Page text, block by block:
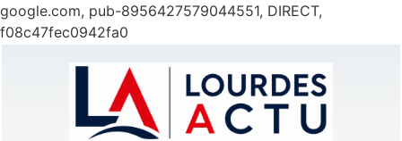
google.com, pub-8956427579044551, DIRECT,
f08c47fec0942fa0